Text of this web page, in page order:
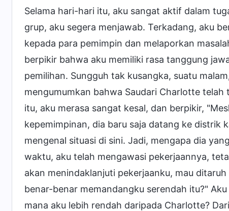
Selama hari-hari itu, aku sangat aktif dalam
grup, aku segera menjawab. Terkadang, aku
kepada para pemimpin dan melaporkan
berpikir bahwa aku memiliki rasa tanggung
pemilihan. Sungguh tak kusangka, suatu
mengumumkan bahwa Saudari Charlotte
itu, aku merasa sangat kesal, dan berpikir,
kepemimpinan, dia baru saja datang ke distrik
mengenal situasi di sini. Jadi, mengapa dia
waktu, aku telah mengawasi pekerjaannya,
akan menindaklanjuti pekerjaanku, mau
benar-benar memandangku serendah itu?"
mana aku lebih rendah daripada Charlotte?